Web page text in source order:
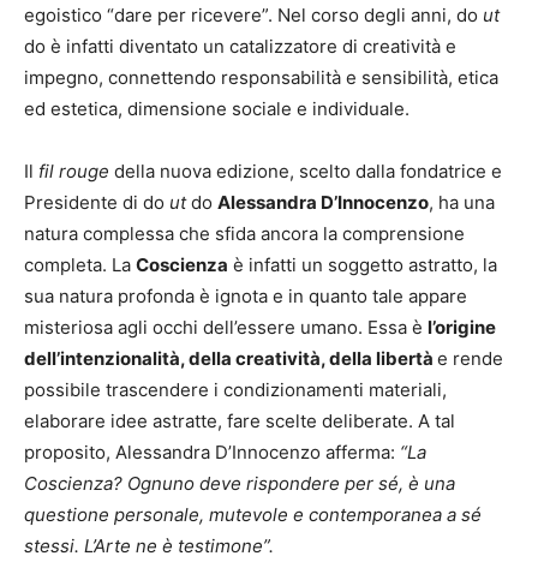
egoistico “dare per ricevere”. Nel corso degli anni, do ut
do è infatti diventato un catalizzatore di creatività e
impegno, connettendo responsabilità e sensibilità, etica
ed estetica, dimensione sociale e individuale.
Il fil rouge della nuova edizione, scelto dalla fondatrice e
Presidente di do utdo Alessandra D’Innocenzo, ha una
natura complessa che sfida ancora la comprensione
completa. La Coscienza è infatti un soggetto astratto, la
sua natura profonda è ignota e in quanto tale appare
misteriosa agli occhi dell’essere umano. Essa è l’origine
dell’intenzionalità, della creatività, della libertà e rende
possibile trascendere i condizionamenti materiali,
elaborare idee astratte, fare scelte deliberate. A tal
proposito, Alessandra D’Innocenzo afferma: “La
Coscienza? Ognuno deve rispondere per sé, è una
questione personale, mutevole e contemporanea a sé
stessi. L’Arte ne è testimone”.